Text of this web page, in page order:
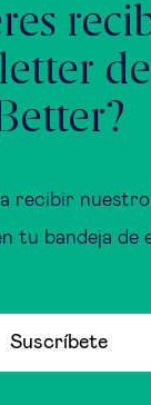
recibir
tu bandeja de
Suscríbete